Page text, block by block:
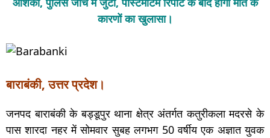
कारणों का खुलासा।
बाराबंकी, उत्तर प्रदेश।
जनपद बाराबंकी के बड्डूपुर थाना क्षेत्र अंतर्गत कतुरीकला मदरसे के
पास शारदा नहर में सोमवार सुबह लगभग 50 वर्षीय एक अज्ञात युवक